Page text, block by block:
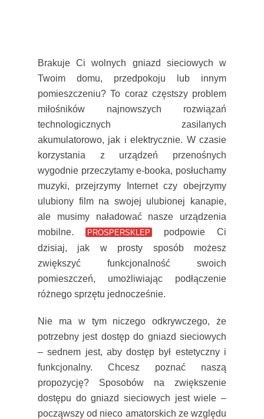
Brakuje Ci wolnych gniazd sieciowych w
Twoim domu, przedpokoju lub innym
pomieszczeniu? To coraz częstszy problem
miłośników najnowszych rozwiązań
technologicznych zasilanych
akumulatorowo, jak i elektrycznie. W czasie
korzystania z urządzeń przenośnych
wygodnie przeczytamy e-booka, posłuchamy
muzyki, przejrzymy Internet czy obejrzymy
ulubiony film na swojej ulubionej kanapie,
ale musimy naładować nasze urządzenia
mobilne.
PROSPERSKLEP
podpowie Ci
dzisiaj, jak w prosty sposób możesz
zwiększyć funkcjonalność swoich
pomieszczeń, umożliwiając podłączenie
różnego sprzętu jednocześnie.
Nie ma w tym niczego odkrywczego, że
potrzebny jest dostęp do gniazd sieciowych
– sednem jest, aby dostęp był estetyczny i
funkcjonalny. Chcesz poznać naszą
propozycję? Sposobów na zwiększenie
dostępu do gniazd sieciowych jest wiele –
począwszy od nieco amatorskich ze względu